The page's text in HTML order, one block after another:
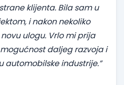
klijenta. Bila sam u
i nakon nekoliko
ulogu. Vrlo mi prija
daljeg razvoja i
automobilske industrije.”